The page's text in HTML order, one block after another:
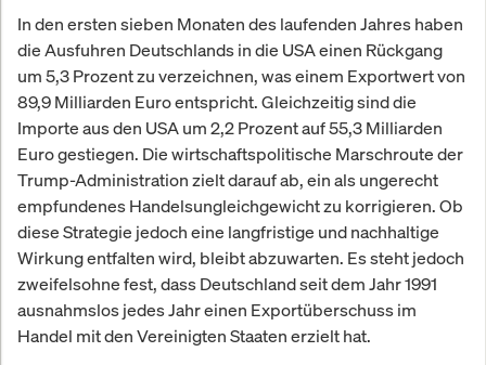
In den ersten sieben Monaten des laufenden Jahres haben
die Ausfuhren Deutschlands in die USA einen Rückgang
um 5,3 Prozent zu verzeichnen, was einem Exportwert von
89,9 Milliarden Euro entspricht. Gleichzeitig sind die
Importe aus den USA um 2,2 Prozent auf 55,3 Milliarden
Euro gestiegen. Die wirtschaftspolitische Marschroute der
Trump-Administration zielt darauf ab, ein als ungerecht
empfundenes Handelsungleichgewicht zu korrigieren. Ob
diese Strategie jedoch eine langfristige und nachhaltige
Wirkung entfalten wird, bleibt abzuwarten. Es steht jedoch
zweifelsohne fest, dass Deutschland seit dem Jahr 1991
ausnahmslos jedes Jahr einen Exportüberschuss im
Handel mit den Vereinigten Staaten erzielt hat.